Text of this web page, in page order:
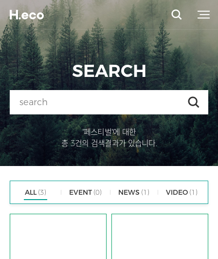
SEARCH
"페스티벌"에 대한
총 3건의 검색결과가 있습니다.
ALL (3) EVENT (0) NEWS (1) VIDEO (1)